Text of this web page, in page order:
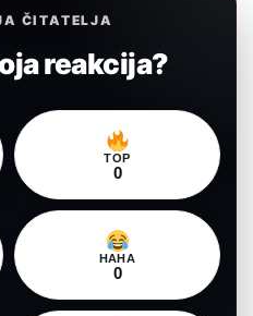
ČITATELJA
reakcija?
TOP
0
HAHA
0